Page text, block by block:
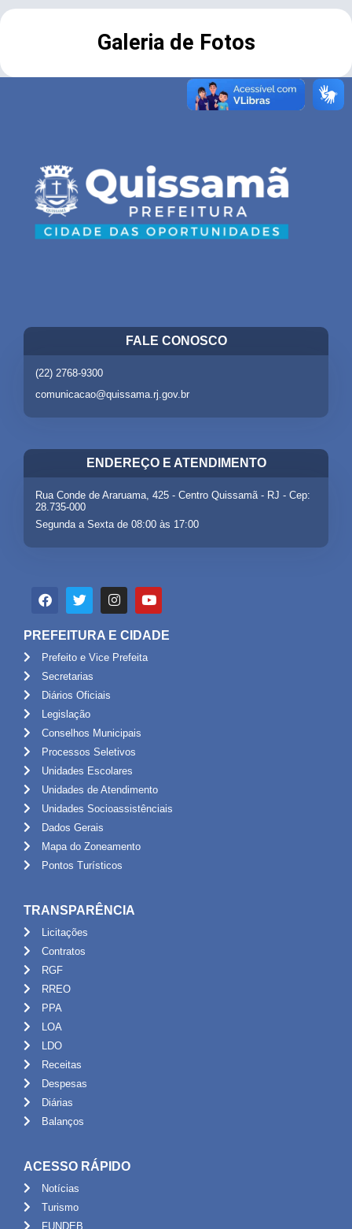
Galeria de Fotos
FALE CONOSCO
(22) 2768-9300
comunicacao@quissama.rj.gov.br
ENDEREÇO E ATENDIMENTO
Rua Conde de Araruama, 425 - Centro Quissamã - RJ - Cep:
28.735-000
Segunda a Sexta de 08:00 às 17:00
PREFEITURA E CIDADE
Prefeito e Vice Prefeita
Secretarias
Diários Oficiais
Legislação
Conselhos Municipais
Processos Seletivos
Unidades Escolares
Unidades de Atendimento
Unidades Socioassistênciais
Dados Gerais
Mapa do Zoneamento
Pontos Turísticos
TRANSPARÊNCIA
Licitações
Contratos
RGF
RREO
PPA
LOA
LDO
Receitas
Despesas
Diárias
Balanços
ACESSO RÁPIDO
Notícias
Turismo
FUNDEB